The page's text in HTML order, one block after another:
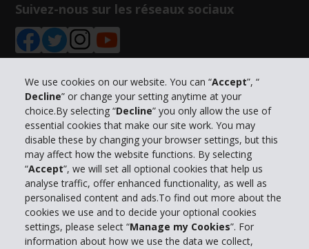
We use cookies on our website. You can “Accept”, “
Decline” or change your setting anytime at your
choice.By selecting “Decline” you only allow the use of
essential cookies that make our site work. You may
disable these by changing your browser settings, but this
may affect how the website functions. By selecting
“Accept”, we will set all optional cookies that help us
analyse traffic, offer enhanced functionality, as well as
personalised content and ads.To find out more about the
cookies we use and to decide your optional cookies
settings, please select “Manage my Cookies”. For
information about how we use the data we collect,
Suivez-nous sur les réseaux sociaux
Informations sur l'entreprise
Entreprise
Support client
Réserver avec Hertz